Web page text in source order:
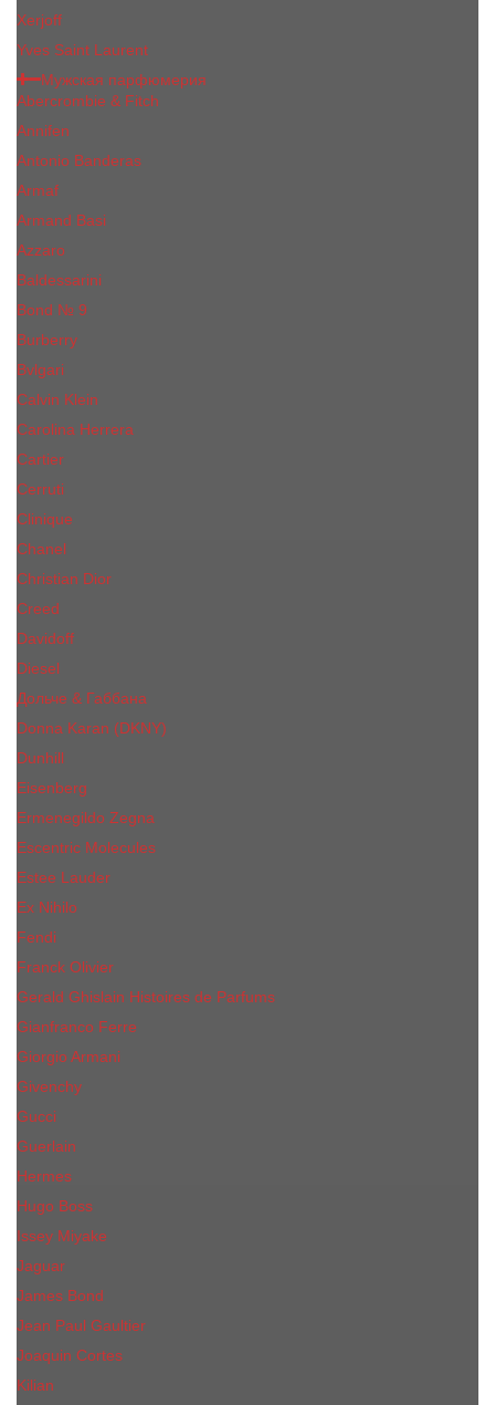
Xerjoff
Yves Saint Laurent
Мужская парфюмерия
Abercrombie & Fitch
Annifen
Antonio Banderas
Armaf
Armand Basi
Azzaro
Baldessarini
Bond № 9
Burberry
Bvlgari
Calvin Klein
Carolina Herrera
Cartier
Cerruti
Сliniquе
Chanel
Christian Dior
Creed
Davidoff
Diesel
Дольче & Габбана
Donna Karan (DKNY)
Dunhill
Eisenberg
Ermenegildo Zegna
Escentric Molecules
Еsteе Lаudеr
Ex Nihilo
Fendi
Franck Olivier
Gerald Ghislain Histoires de Parfums
Gianfranco Ferre
Giorgio Armani
Givenchy
Gucci
Guerlain
Hermes
Hugo Boss
Issey Miyake
Jaguar
James Bond
Jean Paul Gaultier
Joaquin Сortes
Kilian